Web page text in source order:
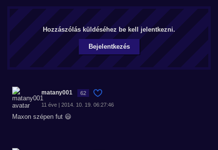
Hozzászólás küldéséhez be kell jelentkezni.
Bejelentkezés
matany001 62
11 éve | 2014. 10. 19. 06:27:46
Maxon szépen fut 😃